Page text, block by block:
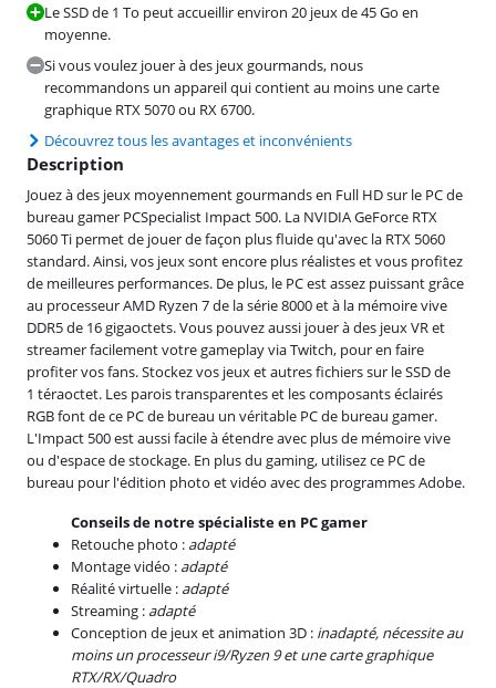
Le SSD de 1 To peut accueillir environ 20 jeux de 45 Go en
moyenne.
Si vous voulez jouer à des jeux gourmands, nous
recommandons un appareil qui contient au moins une carte
graphique RTX 5070 ou RX 6700.
Découvrez tous les avantages et inconvénients
Description
Jouez à des jeux moyennement gourmands en Full HD sur le PC de
bureau gamer PCSpecialist Impact 500. La NVIDIA GeForce RTX
5060 Ti permet de jouer de façon plus fluide qu'avec la RTX 5060
standard. Ainsi, vos jeux sont encore plus réalistes et vous profitez
de meilleures performances. De plus, le PC est assez puissant grâce
au processeur AMD Ryzen 7 de la série 8000 et à la mémoire vive
DDR5 de 16 gigaoctets. Vous pouvez aussi jouer à des jeux VR et
streamer facilement votre gameplay via Twitch, pour en faire
profiter vos fans. Stockez vos jeux et autres fichiers sur le SSD de
1 téraoctet. Les parois transparentes et les composants éclairés
RGB font de ce PC de bureau un véritable PC de bureau gamer.
L'Impact 500 est aussi facile à étendre avec plus de mémoire vive
ou d'espace de stockage. En plus du gaming, utilisez ce PC de
bureau pour l'édition photo et vidéo avec des programmes Adobe.
Conseils de notre spécialiste en PC gamer
Retouche photo : adapté
Montage vidéo : adapté
Réalité virtuelle : adapté
Streaming : adapté
Conception de jeux et animation 3D : inadapté, nécessite au
moins un processeur i9/Ryzen 9 et une carte graphique
RTX/RX/Quadro